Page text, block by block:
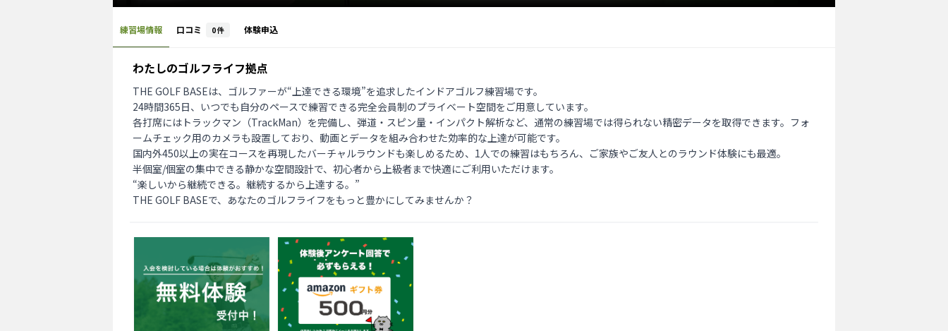
練習場情報 口コミ 0件 体験申込
わたしのゴルフライフ拠点
THE GOLF BASEは、ゴルファーが“上達できる環境”を追求したインドアゴルフ練習場です。
24時間365日、いつでも自分のペースで練習できる完全会員制のプライベート空間をご用意しています。
各打席にはトラックマン（TrackMan）を完備し、弾道・スピン量・インパクト解析など、通常の練習場では得られない精密データを取得できます。フォ
ームチェック用のカメラも設置しており、動画とデータを組み合わせた効率的な上達が可能です。
国内外450以上の実在コースを再現したバーチャルラウンドも楽しめるため、1人での練習はもちろん、ご家族やご友人とのラウンド体験にも最適。
半個室/個室の集中できる静かな空間設計で、初心者から上級者まで快適にご利用いただけます。
“楽しいから継続できる。継続するから上達する。”
THE GOLF BASEで、あなたのゴルフライフをもっと豊かにしてみませんか？